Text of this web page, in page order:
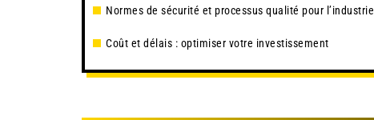
Normes de sécurité et processus qualité pour l’industrie
Coût et délais : optimiser votre investissement